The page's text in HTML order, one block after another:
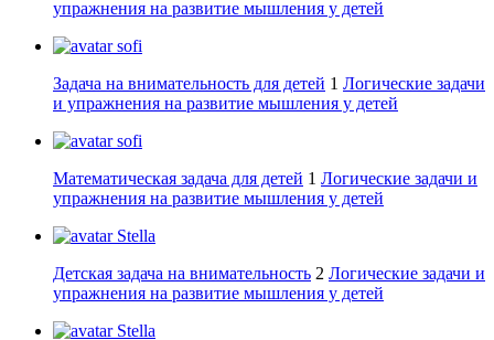
упражнения на развитие мышления у детей
sofi
Задача на внимательность для детей 1 Логические задачи
и упражнения на развитие мышления у детей
sofi
Математическая задача для детей 1 Логические задачи и
упражнения на развитие мышления у детей
Stella
Детская задача на внимательность 2 Логические задачи и
упражнения на развитие мышления у детей
Stella